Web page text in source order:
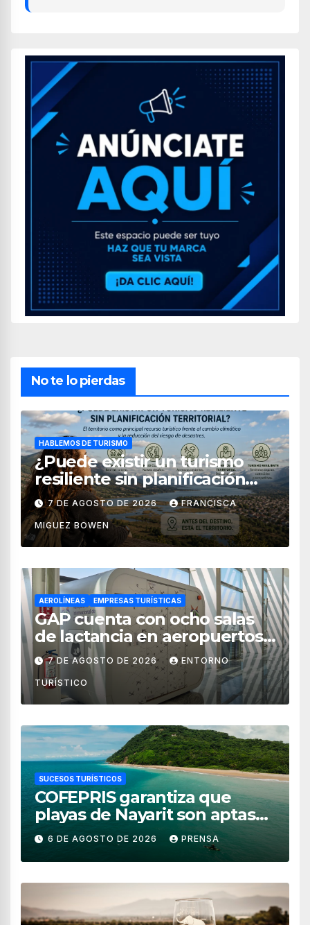
No te lo pierdas
HABLEMOS DE TURISMO
¿Puede existir un turismo
resiliente sin planificación
territorial?
7 DE AGOSTO DE 2026 FRANCISCA
MIGUEZ BOWEN
AEROLÍNEAS EMPRESAS TURÍSTICAS
GAP cuenta con ocho salas
de lactancia en aeropuertos
de México
7 DE AGOSTO DE 2026 ENTORNO
TURÍSTICO
SUCESOS TURÍSTICOS
COFEPRIS garantiza que
playas de Nayarit son aptas
para uso recreativo
6 DE AGOSTO DE 2026 PRENSA